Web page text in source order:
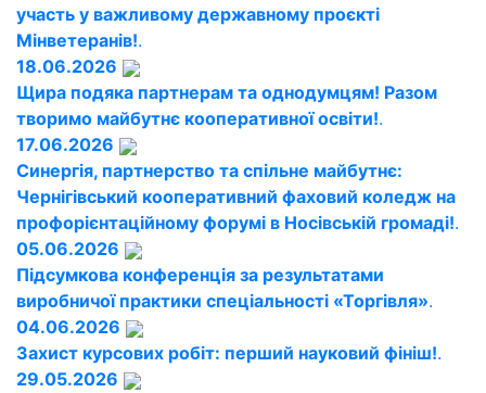
участь у важливому державному проєкті
Мінветеранів!.
18.06.2026
Щира подяка партнерам та однодумцям! Разом
творимо майбутнє кооперативної освіти!.
17.06.2026
Синергія, партнерство та спільне майбутнє:
Чернігівський кооперативний фаховий коледж на
профорієнтаційному форумі в Носівській громаді!.
05.06.2026
Підсумкова конференція за результатами
виробничої практики спеціальності «Торгівля».
04.06.2026
Захист курсових робіт: перший науковий фініш!.
29.05.2026